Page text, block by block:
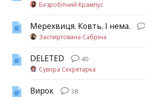
Безробітний Крампус
Мерехвиця. Ковть. І нема.
Заспиртована Сабріна
DELETED
40
Сувора Секретарка
Вирок
38